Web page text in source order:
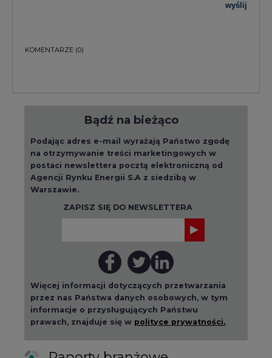
wyślij
KOMENTARZE (0)
Bądź na bieżąco
Podając adres e-mail wyrażają Państwo zgodę
na otrzymywanie treści marketingowych w
postaci newslettera pocztą elektroniczną od
Agencji Rynku Energii S.A z siedzibą w
Warszawie.
ZAPISZ SIĘ DO NEWSLETTERA
Więcej informacji dotyczących przetwarzania
przez nas Państwa danych osobowych, w tym
informacje o przysługujących Państwu
prawach, znajduje się w polityce prywatności.